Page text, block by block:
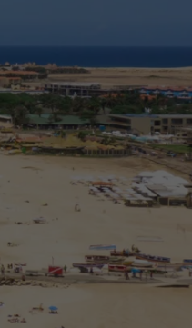
tem a preocupação de